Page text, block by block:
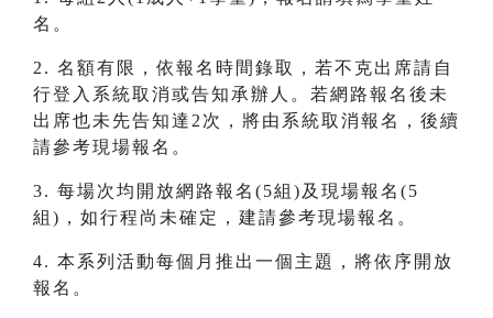
名。
2. 名額有限，依報名時間錄取，若不克出席請自
行登入系統取消或告知承辦人。若網路報名後未
出席也未先告知達2次，將由系統取消報名，後續
請參考現場報名。
3. 每場次均開放網路報名(5組)及現場報名(5
組)，如行程尚未確定，建請參考現場報名。
4. 本系列活動每個月推出一個主題，將依序開放
報名。